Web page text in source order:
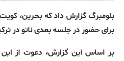
بلومبرگ گزارش داد که بحرین،
برای حضور در جلسه بعدی ناتو در
بر اساس این گزارش، دعوت از